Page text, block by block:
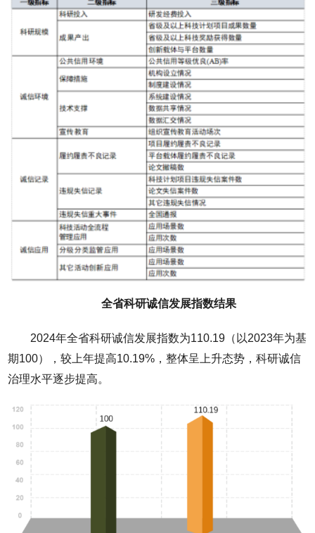
全省科研诚信发展指数结果
2024年全省科研诚信发展指数为110.19（以2023年为基
期100），较上年提高10.19%，整体呈上升态势，科研诚信
治理水平逐步提高。